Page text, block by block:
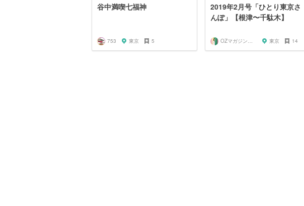
谷中満喫七福神
753 東京 5
2019年2月号「ひとり東京さ
んぽ」【根津〜千駄木】
OZマガジンに掲載されたお店 東京 14